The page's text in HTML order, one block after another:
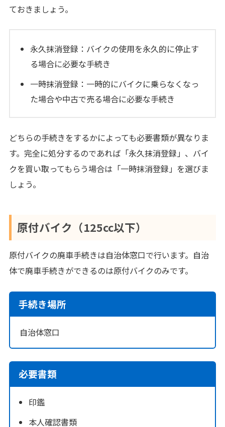
ておきましょう。
永久抹消登録：バイクの使用を永久的に停止す
る場合に必要な手続き
一時抹消登録：一時的にバイクに乗らなくなっ
た場合や中古で売る場合に必要な手続き
どちらの手続きをするかによっても必要書類が異なりま
す。完全に処分するのであれば「永久抹消登録」、バイ
クを買い取ってもらう場合は「一時抹消登録」を選びま
しょう。
原付バイク（125cc以下）
原付バイクの廃車手続きは自治体窓口で行います。自治
体で廃車手続きができるのは原付バイクのみです。
手続き場所
自治体窓口
必要書類
印鑑
本人確認書類